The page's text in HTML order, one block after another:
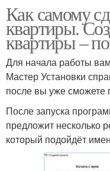
Как самому
квартиры.
квартиры –
Для начала работы
Мастер Установки
после вы уже сможете
После запуска
предложит несколько
который подойдёт